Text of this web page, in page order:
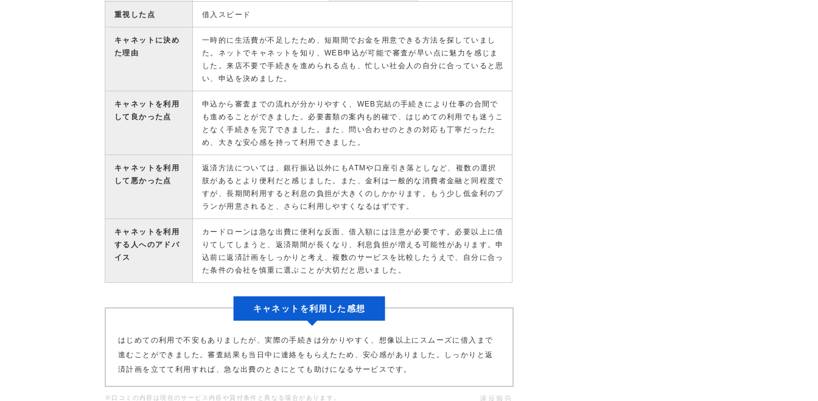
重視した点 借入スピード
キャネットに決め
た理由
一時的に生活費が不足したため、短期間でお金を用意できる方法を探していまし
た。ネットでキャネットを知り、WEB申込が可能で審査が早い点に魅力を感じま
した。来店不要で手続きを進められる点も、忙しい社会人の自分に合っていると思
い、申込を決めました。
キャネットを利用
して良かった点
申込から審査までの流れが分かりやすく、WEB完結の手続きにより仕事の合間で
も進めることができました。必要書類の案内も的確で、はじめての利用でも迷うこ
となく手続きを完了できました。また、問い合わせのときの対応も丁寧だったた
め、大きな安心感を持って利用できました。
キャネットを利用
して悪かった点
返済方法については、銀行振込以外にもATMや口座引き落としなど、複数の選択
肢があるとより便利だと感じました。また、金利は一般的な消費者金融と同程度で
すが、長期間利用すると利息の負担が大きくのしかかります。もう少し低金利のプ
ランが用意されると、さらに利用しやすくなるはずです。
キャネットを利用
する人へのアドバ
イス
カードローンは急な出費に便利な反面、借入額には注意が必要です。必要以上に借
りてしてしまうと、返済期間が長くなり、利息負担が増える可能性があります。申
込前に返済計画をしっかりと考え、複数のサービスを比較したうえで、自分に合っ
た条件の会社を慎重に選ぶことが大切だと思いました。
キャネットを利用した感想
はじめての利用で不安もありましたが、実際の手続きは分かりやすく、想像以上にスムーズに借入まで
進むことができました。審査結果も当日中に連絡をもらえたため、安心感がありました。しっかりと返
済計画を立てて利用すれば、急な出費のときにとても助けになるサービスです。
※口コミの内容は現在のサービス内容や貸付条件と異なる場合があります。 違反報告